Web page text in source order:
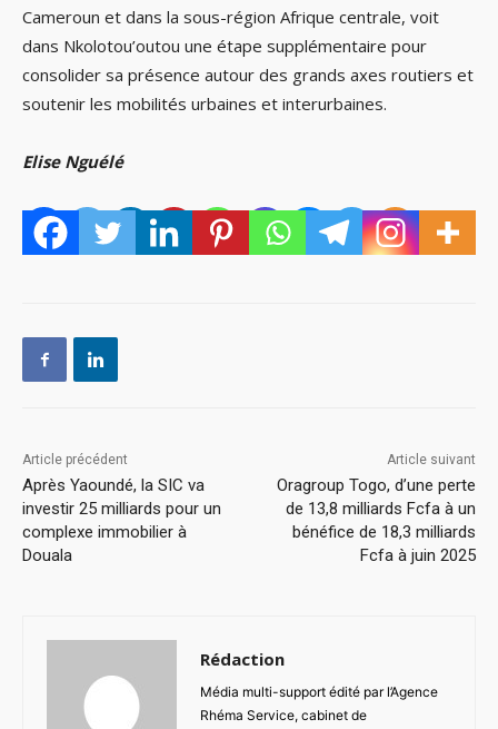
Cameroun et dans la sous-région Afrique centrale, voit
dans Nkolotou’outou une étape supplémentaire pour
consolider sa présence autour des grands axes routiers et
soutenir les mobilités urbaines et interurbaines.
Elise Nguélé
Article précédent
Après Yaoundé, la SIC va
investir 25 milliards pour un
complexe immobilier à
Douala
Article suivant
Oragroup Togo, d’une perte
de 13,8 milliards Fcfa à un
bénéfice de 18,3 milliards
Fcfa à juin 2025
Rédaction
Média multi-support édité par l’Agence
Rhéma Service, cabinet de